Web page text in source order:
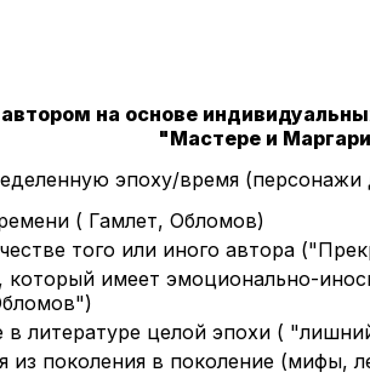
на основе
"Мастере и
эпоху/время
( Гамлет, Обломов)
того или иного автора
имеет эмоционально-
литературе целой эпохи (
поколения в поколение (мифы,